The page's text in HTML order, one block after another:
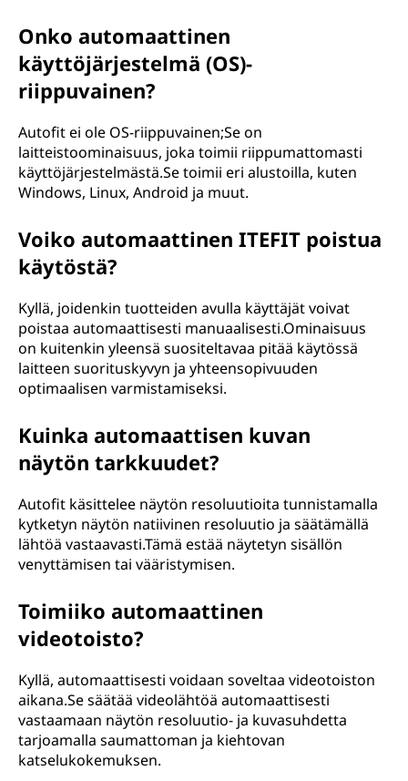
Onko automaattinen
käyttöjärjestelmä (OS)-
riippuvainen?
Autofit ei ole OS-riippuvainen;Se on
laitteistoominaisuus, joka toimii riippumattomasti
käyttöjärjestelmästä.Se toimii eri alustoilla, kuten
Windows, Linux, Android ja muut.
Voiko automaattinen ITEFIT poistua
käytöstä?
Kyllä, joidenkin tuotteiden avulla käyttäjät voivat
poistaa automaattisesti manuaalisesti.Ominaisuus
on kuitenkin yleensä suositeltavaa pitää käytössä
laitteen suorituskyvyn ja yhteensopivuuden
optimaalisen varmistamiseksi.
Kuinka automaattisen kuvan
näytön tarkkuudet?
Autofit käsittelee näytön resoluutioita tunnistamalla
kytketyn näytön natiivinen resoluutio ja säätämällä
lähtöä vastaavasti.Tämä estää näytetyn sisällön
venyttämisen tai vääristymisen.
Toimiiko automaattinen
videotoisto?
Kyllä, automaattisesti voidaan soveltaa videotoiston
aikana.Se säätää videolähtöä automaattisesti
vastaamaan näytön resoluutio- ja kuvasuhdetta
tarjoamalla saumattoman ja kiehtovan
katselukokemuksen.